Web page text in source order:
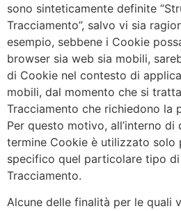
sono sinteticamente definite
Tracciamento”, salvo vi sia
esempio, sebbene i Cookie
browser sia web sia mobili,
di Cookie nel contesto di
mobili, dal momento che si
Tracciamento che richiedono la
Per questo motivo, all’interno
termine Cookie è utilizzato solo
specifico quel particolare tipo
Tracciamento.
Alcune delle finalità per le quali